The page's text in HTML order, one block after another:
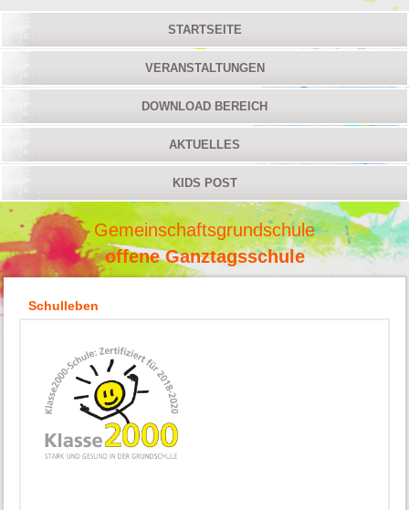
STARTSEITE
VERANSTALTUNGEN
DOWNLOAD BEREICH
AKTUELLES
KIDS POST
Gemeinschaftsgrundschule
offene Ganztagsschule
Schulleben